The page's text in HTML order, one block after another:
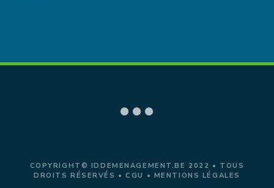
COPYRIGHT© IDDEMENAGEMENT.BE 2022 • TOUS
DROITS RÉSERVÉS •CGU • MENTIONS LÉGALES